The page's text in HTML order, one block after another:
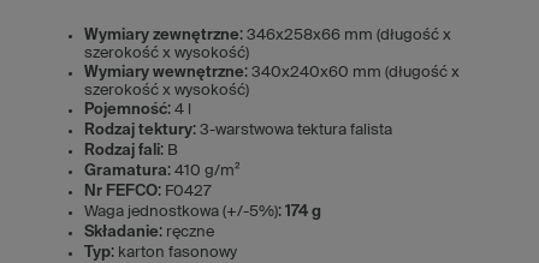
Wymiary zewnętrzne: 346x258x66 mm (długość x
szerokość x wysokość)
Wymiary wewnętrzne: 340x240x60 mm (długość x
szerokość x wysokość)
Pojemność: 4 l
Rodzaj tektury: 3-warstwowa tektura falista
Rodzaj fali: B
Gramatura: 410 g/m²
Nr FEFCO: F0427
Waga jednostkowa (+/-5%): 174 g
Składanie: ręczne
Typ: karton fasonowy